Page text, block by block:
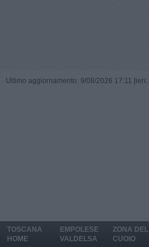
Ultimo aggiornamento: 9/08/2026 17:11 | ieri:
TOSCANA
HOME
EMPOLESE
VALDELSA
ZONA DEL
CUOIO